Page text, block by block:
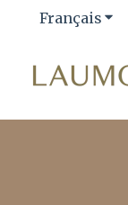
Français